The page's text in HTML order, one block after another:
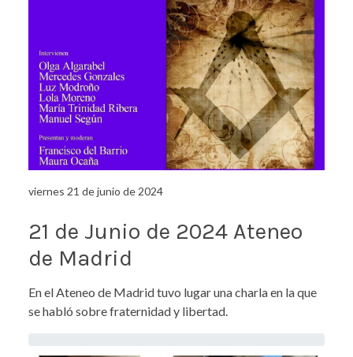
viernes 21 de junio de 2024
21 de Junio de 2024 Ateneo
de Madrid
En el Ateneo de Madrid tuvo lugar una charla en la que
se habló sobre fraternidad y libertad.